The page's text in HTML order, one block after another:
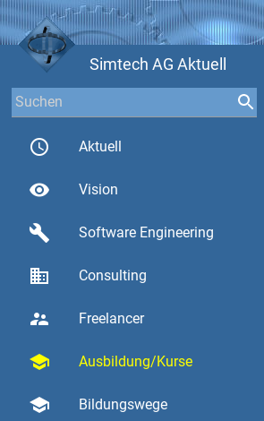
Simtech AG Aktuell
access_time Aktuell
visibility Vision
build Software Engineering
business Consulting
supervisor_account Freelancer
school Ausbildung/Kurse
school Bildungswege